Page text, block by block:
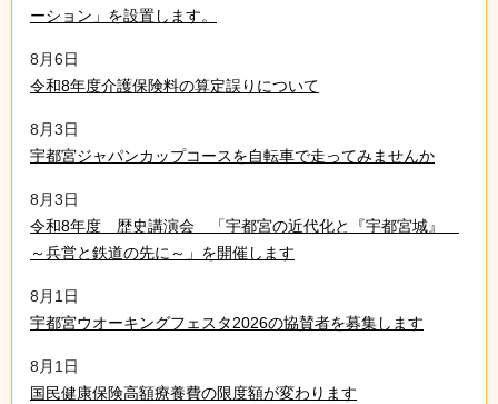
ーション」を設置します。
8月6日
令和8年度介護保険料の算定誤りについて
8月3日
宇都宮ジャパンカップコースを自転車で走ってみませんか
8月3日
令和8年度 歴史講演会 「宇都宮の近代化と『宇都宮城』
～兵営と鉄道の先に～」を開催します
8月1日
宇都宮ウオーキングフェスタ2026の協賛者を募集します
8月1日
国民健康保険高額療養費の限度額が変わります